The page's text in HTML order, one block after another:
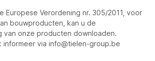
Europese Verordening nr. 305/2011, voor
bouwproducten, kan u de
van onze producten downloaden.
informeer via info@tielen-group.be